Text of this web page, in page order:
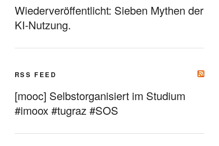
Wiederveröffentlicht: Sieben Mythen der
KI-Nutzung.
RSS FEED
[mooc] Selbstorganisiert im Studium
#imoox #tugraz #SOS